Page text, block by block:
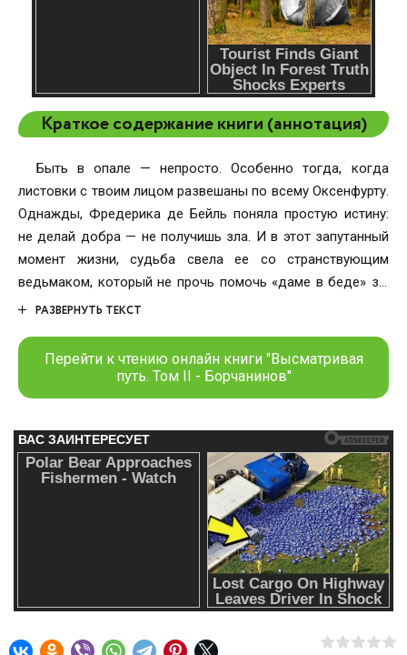
Краткое содержание книги (аннотация)
Быть в опале — непросто. Особенно тогда, когда
листовки с твоим лицом развешаны по всему Оксенфурту.
Однажды, Фредерика де Бейль поняла простую истину:
не делай добра — не получишь зла. И в этот запутанный
момент жизни, судьба свела ее со странствующим
ведьмаком, который не прочь помочь «даме в беде» за,
какие-то, три тысячи крон. Вопрос лишь в том, способно
решить все их проблемы? И что сильнее — любовь или
вездесущая матушка?
РАЗВЕРНУТЬ ТЕКСТ
Перейти к чтению онлайн книги "Высматривая
путь. Том II - Борчанинов"